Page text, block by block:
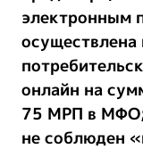
электронным
онлайн на
75 МРП в
несоблюден